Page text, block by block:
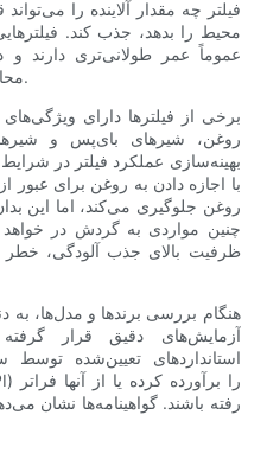
فیلتر چه مقدار آلاینده را
محیط را بدهد، جذب کند.
عموماً عمر طولانی‌تری دارند
محافظت بهتری از موتور ارائه می‌دهند.
برخی از فیلترها دارای
روغن، شیرهای بای‌پس و
بهینه‌سازی عملکرد فیلتر در
با اجازه دادن به روغن برای عبور
روغن جلوگیری می‌کند، اما این
چنین مواردی به گردش در خواهد
ظرفیت بالای جذب آلودگی،
هنگام بررسی برندها و مدل‌ها، به
آزمایش‌های دقیق قرار گرفته
استانداردهای تعیین‌شده توسط
رفته باشند. گواهینامه‌ها نشان